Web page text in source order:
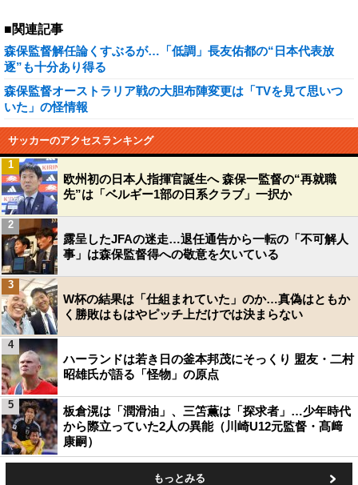
■関連記事
森保監督解任論くすぶるが…「低調」長友佑都の“日本代表放
逐”も十分あり得る
森保監督オーストラリア戦の大胆布陣変更は「TVを見て思いつ
いた」の怪情報
サッカーのアクセスランキング
欧州初の日本人指揮官誕生へ 森保一監督の“再就職
先”は「ベルギー1部の日系クラブ」一択か
1
露呈したJFAの迷走…退任通告から一転の「不可解人
事」は森保監督得への敬意を欠いている
2
W杯の結果は「仕組まれていた」のか…真偽はともか
く勝敗はもはやピッチ上だけでは決まらない
3
ハーランドは若き日の釜本邦茂にそっくり 盟友・二村
昭雄氏が語る「怪物」の原点
4
板倉滉は「潤滑油」、三笘薫は「探求者」…少年時代
から際立っていた2人の異能（川崎U12元監督・髙﨑
康嗣）
5
もっとみる